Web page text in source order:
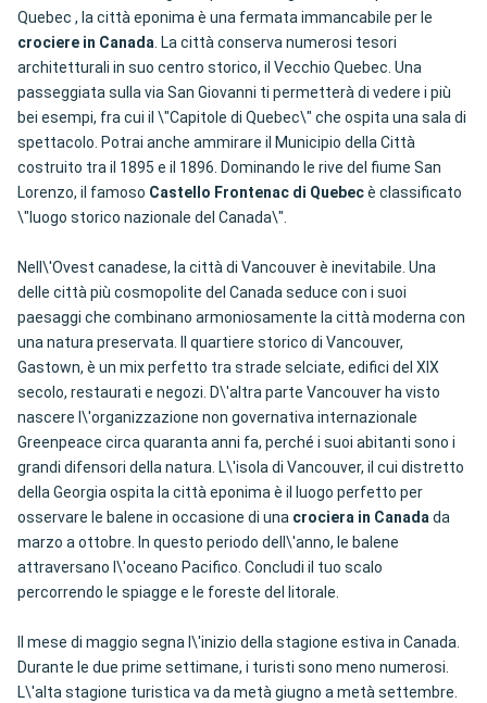
Quebec , la città eponima è una fermata immancabile per le
crociere in Canada. La città conserva numerosi tesori
architetturali in suo centro storico, il Vecchio Quebec. Una
passeggiata sulla via San Giovanni ti permetterà di vedere i più
bei esempi, fra cui il \"Capitole di Quebec\" che ospita una sala di
spettacolo. Potrai anche ammirare il Municipio della Città
costruito tra il 1895 e il 1896. Dominando le rive del fiume San
Lorenzo, il famoso Castello Frontenac di Quebecè classificato
\"luogo storico nazionale del Canada\".
Nell\'Ovest canadese, la città di Vancouver è inevitabile. Una
delle città più cosmopolite del Canada seduce con i suoi
paesaggi che combinano armoniosamente la città moderna con
una natura preservata. Il quartiere storico di Vancouver,
Gastown, è un mix perfetto tra strade selciate, edifici del XIX
secolo, restaurati e negozi. D\'altra parte Vancouver ha visto
nascere l\'organizzazione non governativa internazionale
Greenpeace circa quaranta anni fa, perché i suoi abitanti sono i
grandi difensori della natura. L\'isola di Vancouver, il cui distretto
della Georgia ospita la città eponima è il luogo perfetto per
osservare le balene in occasione di una crociera in Canadada
marzo a ottobre. In questo periodo dell\'anno, le balene
attraversano l\'oceano Pacifico. Concludi il tuo scalo
percorrendo le spiagge e le foreste del litorale.
Il mese di maggio segna l\'inizio della stagione estiva in Canada.
Durante le due prime settimane, i turisti sono meno numerosi.
L\'alta stagione turistica va da metà giugno a metà settembre.